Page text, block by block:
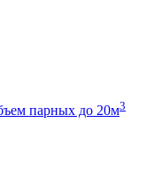
парных до 20м3